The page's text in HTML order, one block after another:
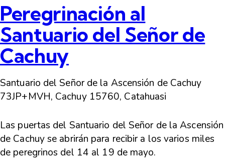
Peregrinación al
Santuario del Señor de
Cachuy
Santuario del Señor de la Ascensión de Cachuy
73JP+MVH, Cachuy 15760, Catahuasi
Las puertas del Santuario del Señor de la Ascensión
de Cachuy se abrirán para recibir a los varios miles
de peregrinos del 14 al 19 de mayo.